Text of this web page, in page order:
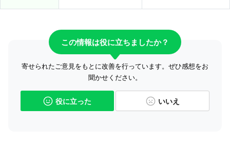
この情報は役に立ちましたか？
寄せられたご意見をもとに改善を行っています。ぜひ感想をお
聞かせください。
役に立った いいえ